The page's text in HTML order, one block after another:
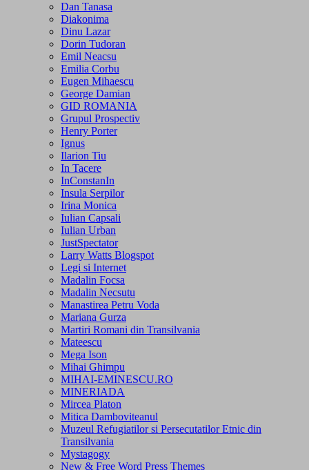
Dan Tanasa
Diakonima
Dinu Lazar
Dorin Tudoran
Emil Neacsu
Emilia Corbu
Eugen Mihaescu
George Damian
GID ROMANIA
Grupul Prospectiv
Henry Porter
Ignus
Ilarion Tiu
In Tacere
InConstanIn
Insula Serpilor
Irina Monica
Iulian Capsali
Iulian Urban
JustSpectator
Larry Watts Blogspot
Legi si Internet
Madalin Focsa
Madalin Necsutu
Manastirea Petru Voda
Mariana Gurza
Martiri Romani din Transilvania
Mateescu
Mega Ison
Mihai Ghimpu
MIHAI-EMINESCU.RO
MINERIADA
Mircea Platon
Mitica Damboviteanul
Muzeul Refugiatilor si Persecutatilor Etnic din
Transilvania
Mystagogy
New & Free Word Press Themes